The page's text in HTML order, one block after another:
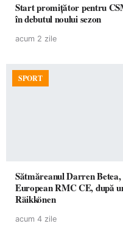
Start promițător pentru
în debutul noului sezon
acum 2 zile
SPORT
Sătmăreanul Darren
European RMC CE, după
Räikkönen
acum 4 zile